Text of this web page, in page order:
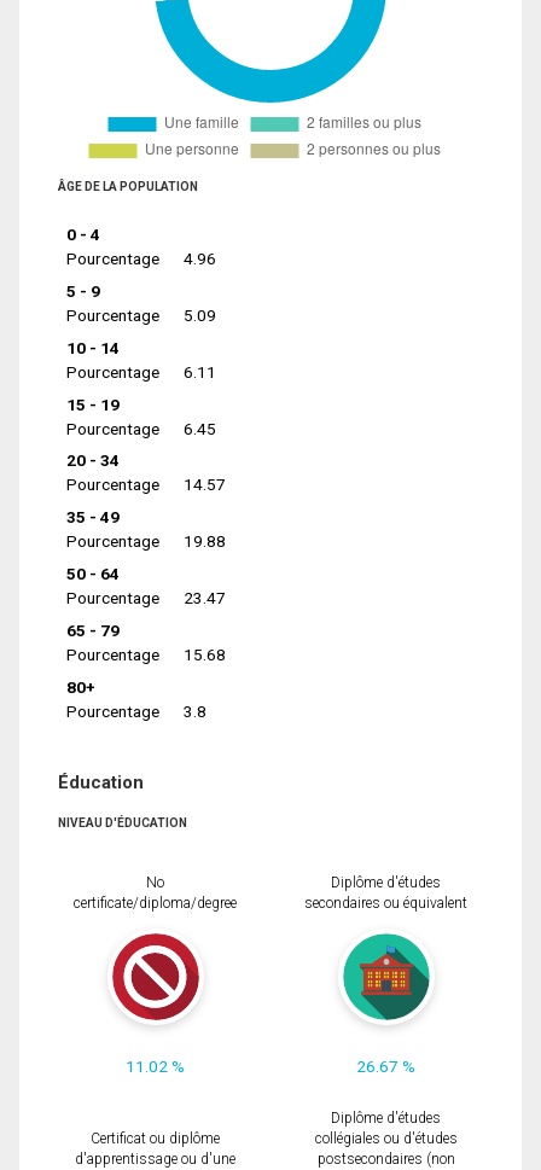
ÂGE DE LA POPULATION
0 - 4
Pourcentage
4.96
5 - 9
Pourcentage
5.09
10 - 14
Pourcentage
6.11
15 - 19
Pourcentage
6.45
20 - 34
Pourcentage
14.57
35 - 49
Pourcentage
19.88
50 - 64
Pourcentage
23.47
65 - 79
Pourcentage
15.68
80+
Pourcentage
3.8
Éducation
NIVEAU D'ÉDUCATION
No
certificate/diploma/degree
11.02 %
Diplôme d'études
secondaires ou équivalent
26.67 %
Certificat ou diplôme
d'apprentissage ou d'une
Diplôme d'études
collégiales ou d'études
postsecondaires (non